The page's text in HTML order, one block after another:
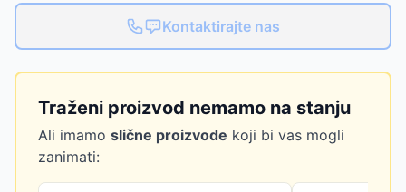
Kontaktirajte nas
Traženi proizvod nemamo na stanju
Ali imamo slične proizvode koji bi vas mogli
zanimati: